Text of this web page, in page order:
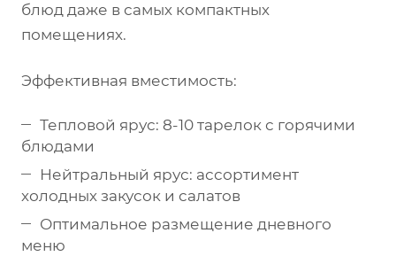
блюд даже в самых компактных
помещениях.
Эффективная вместимость:
Тепловой ярус: 8-10 тарелок с горячими
блюдами
Нейтральный ярус: ассортимент
холодных закусок и салатов
Оптимальное размещение дневного
меню